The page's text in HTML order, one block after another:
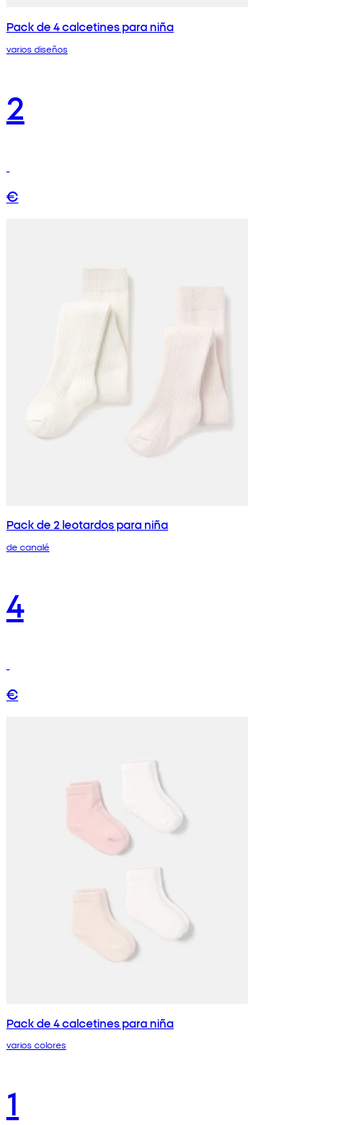
Pack de 4 calcetines para niña
varios diseños
2
€
Pack de 2 leotardos para niña
de canalé
4
€
Pack de 4 calcetines para niña
varios colores
1